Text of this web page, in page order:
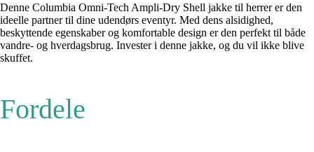
Denne Columbia Omni-Tech Ampli-Dry Shell jakke til herrer er den
ideelle partner til dine udendørs eventyr. Med dens alsidighed,
beskyttende egenskaber og komfortable design er den perfekt til både
vandre- og hverdagsbrug. Invester i denne jakke, og du vil ikke blive
skuffet.
Fordele